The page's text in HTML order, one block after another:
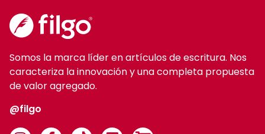
Somos la marca líder en artículos de escritura. Nos
caracteriza la innovación y una completa propuesta
de valor agregado.
@filgo